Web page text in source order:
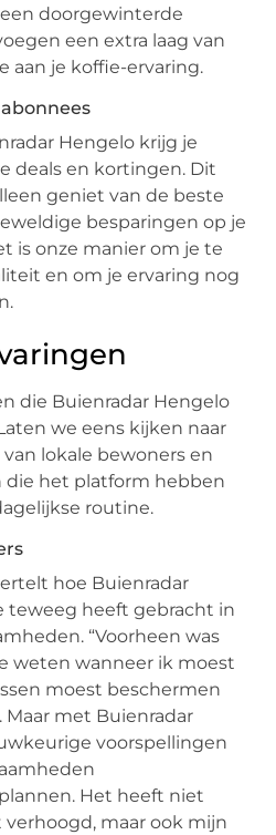
doorgewinterde
een extra laag van
aan je koffie-ervaring.
Hengelo krijg je
deals en kortingen. Dit
geniet van de beste
besparingen op je
is onze manier om je te
en om je ervaring nog
die Buienradar Hengelo
we eens kijken naar
lokale bewoners en
die het platform hebben
routine.
hoe Buienradar
teweeg heeft gebracht in
“Voorheen was
weten wanneer ik moest
moest beschermen
met Buienradar
voorspellingen
Het heeft niet
maar ook mijn